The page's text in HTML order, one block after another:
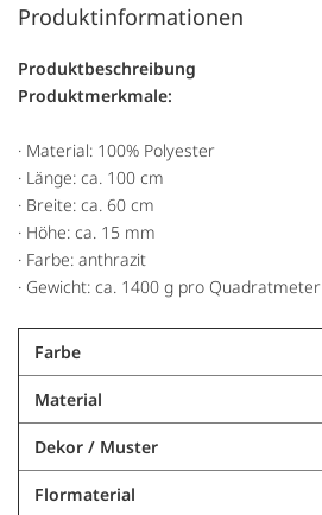
Produktinformationen
Produktbeschreibung
Produktmerkmale:
· Material: 100% Polyester
· Länge: ca. 100 cm
· Breite: ca. 60 cm
· Höhe: ca. 15 mm
· Farbe: anthrazit
· Gewicht: ca. 1400 g pro Quadratmeter
Farbe
Material
Dekor / Muster
Flormaterial